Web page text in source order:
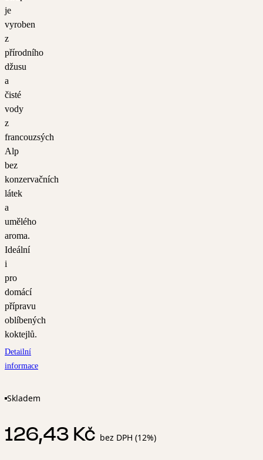
je
vyroben
z
přírodního
džusu
a
čisté
vody
z
francouzsých
Alp
bez
konzervačních
látek
a
umělého
aroma.
Ideální
i
pro
domácí
přípravu
oblíbených
koktejlů.
Detailní
informace
Skladem
126,43 Kč bez DPH (12%)